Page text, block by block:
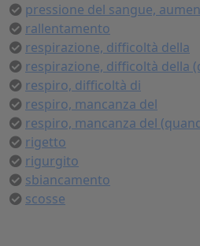
pressione del sangue,
rallentamento
respirazione, difficoltà della
respirazione, difficoltà della
respiro, difficoltà di
respiro, mancanza del
respiro, mancanza del
rigetto
rigurgito
sbiancamento
scosse